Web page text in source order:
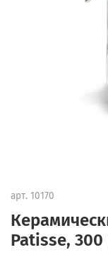
арт. 10170
Patisse, 300